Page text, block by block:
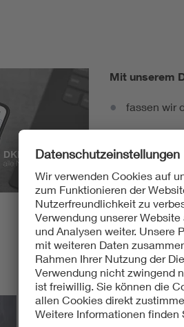
Mit unserem
fassen wir
berichten
Ich